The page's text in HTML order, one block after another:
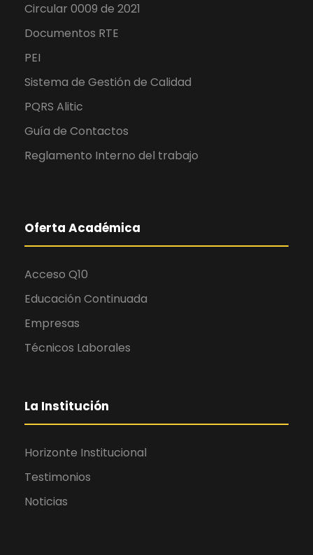
Circular 0009 de 2021
Documentos RTE
PEI
Sistema de Gestión de Calidad
PQRS Alitic
Guía de Contactos
Reglamento Interno del trabajo
Oferta Académica
Acceso Q10
Educación Continuada
Empresas
Técnicos Laborales
La Institución
Horizonte Institucional
Testimonios
Noticias